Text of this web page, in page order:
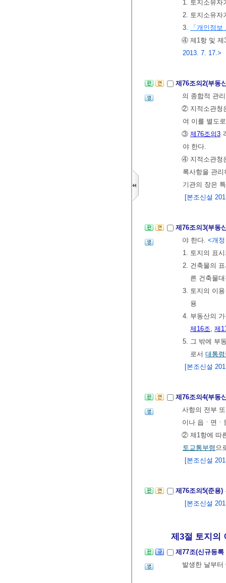
1. 토지소유자
2. 토지소유자
3.
「개인정
④ 제1항 및 제
2013. 7. 17.>
제76조의2(부동
의 종합적 관
② 지적소관청
여 이를 별도
③ 제76조의3
야 한다.
④ 지적소관청
록사항을 관
기관의 장은
[본조신설
제76조의3(부동
야 한다. <개
1. 토지의 표
2. 건축물의
른 건축물
3. 토지의 이
용
4. 부동산의
제16조, 제
5. 그 밖에 부
로서 대통
[본조신설
제76조의4(부동
사항의 전부
이나 읍ㆍ면
② 제1항에 따
토교통부령 으
[본조신설
제76조의5(준용)
[본조신설
제3절 토지의
제77조(신규등
발생한 날부터